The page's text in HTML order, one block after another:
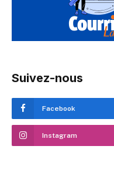
Suivez-nous
Facebook
Instagram